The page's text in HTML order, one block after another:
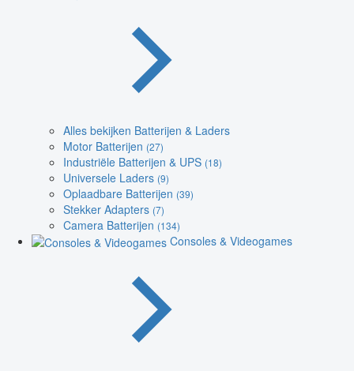
Alles bekijken Batterijen & Laders
Motor Batterijen (27)
Industriële Batterijen & UPS (18)
Universele Laders (9)
Oplaadbare Batterijen (39)
Stekker Adapters (7)
Camera Batterijen (134)
Consoles & Videogames